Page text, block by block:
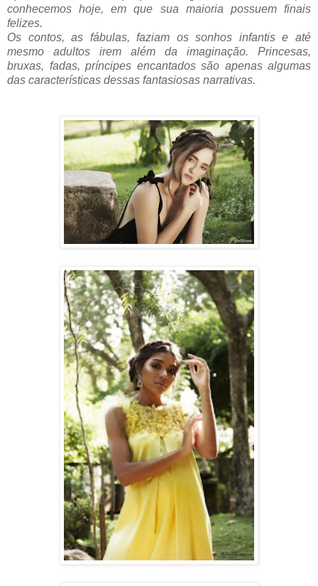
conhecemos hoje, em que sua maioria possuem finais
felizes.
Os contos, as fábulas, faziam os sonhos infantis e até
mesmo adultos irem além da imaginação. Princesas,
bruxas, fadas, príncipes encantados são apenas algumas
das características dessas fantasiosas narrativas.